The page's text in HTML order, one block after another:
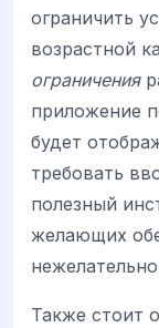
ограничить
возрастной
ограничения
приложение
будет
требовать
полезный
желающих
Также стоит